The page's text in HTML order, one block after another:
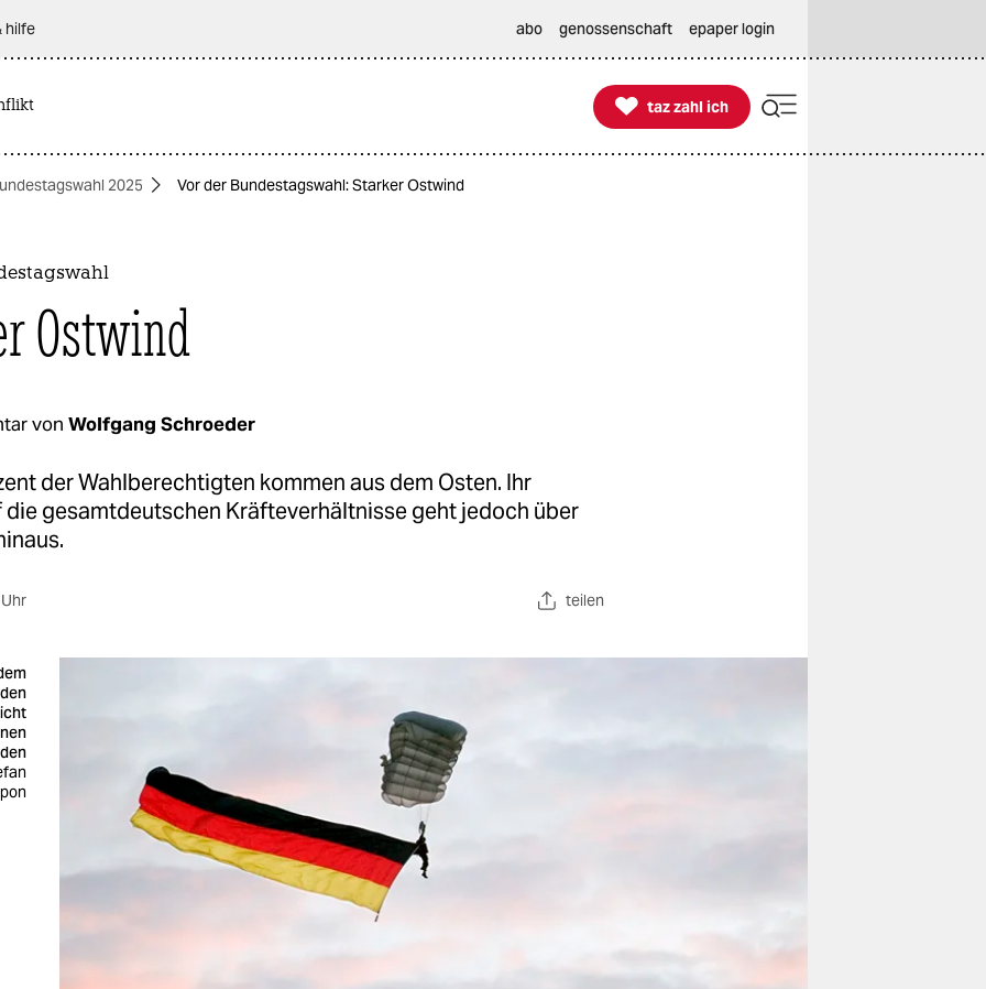
hilfe abo genossenschaft epaper login

taz zahl ich
taz zahl ich
2025 Vor der Bundestagswahl: Starker Ostwind
Ostwind
von Wolfgang Schroeder
der Wahlberechtigten kommen aus dem Osten. Ihr
die gesamtdeutschen Kräfteverhältnisse geht jedoch über
teilen